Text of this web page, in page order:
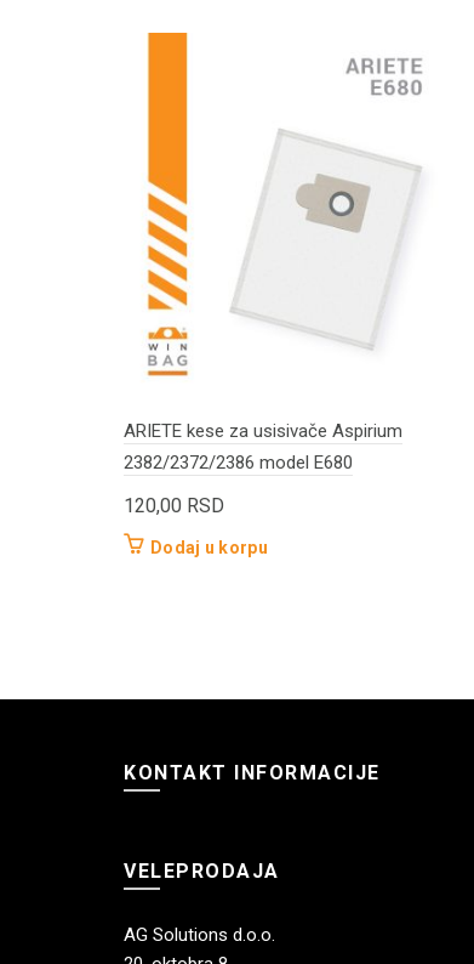
ARIETE kese za usisivače Aspirium
2382/2372/2386 model E680
120,00 RSD
Dodaj u korpu
KONTAKT INFORMACIJE
VELEPRODAJA
AG Solutions d.o.o.